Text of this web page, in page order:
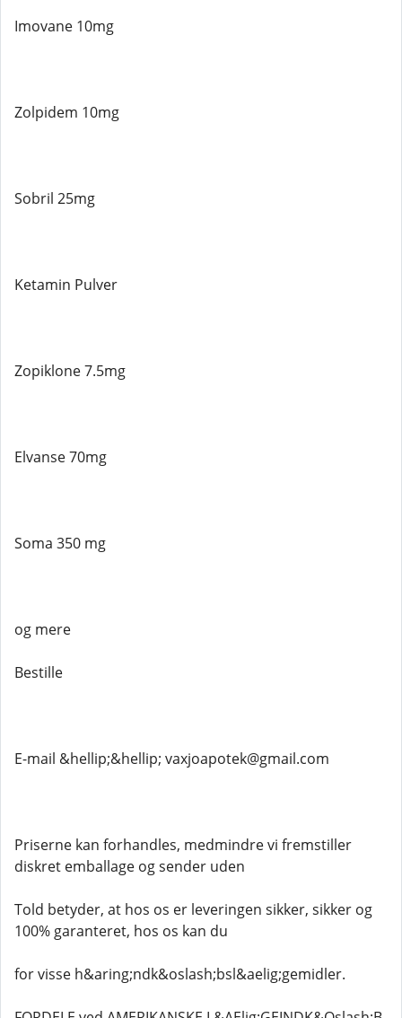
Imovane 10mg
Zolpidem 10mg
Sobril 25mg
Ketamin Pulver
Zopiklone 7.5mg
Elvanse 70mg
Soma 350 mg
og mere
Bestille
E-mail &hellip;&hellip; vaxjoapotek@gmail.com
Priserne kan forhandles, medmindre vi fremstiller
diskret emballage og sender uden
Told betyder, at hos os er leveringen sikker, sikker og
100% garanteret, hos os kan du
for visse h&aring;ndk&oslash;bsl&aelig;gemidler.